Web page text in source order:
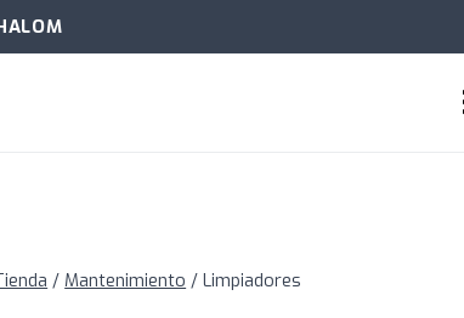
/ Mantenimiento / Limpiadores